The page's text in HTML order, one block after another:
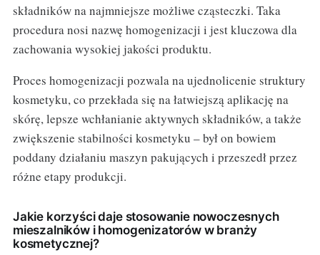
składników na najmniejsze możliwe cząsteczki. Taka
procedura nosi nazwę homogenizacji i jest kluczowa dla
zachowania wysokiej jakości produktu.
Proces homogenizacji pozwala na ujednolicenie struktury
kosmetyku, co przekłada się na łatwiejszą aplikację na
skórę, lepsze wchłanianie aktywnych składników, a także
zwiększenie stabilności kosmetyku – był on bowiem
poddany działaniu maszyn pakujących i przeszedł przez
różne etapy produkcji.
Jakie korzyści daje stosowanie nowoczesnych
mieszalników i homogenizatorów w branży
kosmetycznej?